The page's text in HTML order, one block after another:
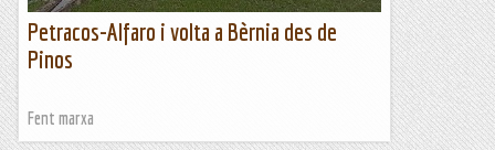
Petracos-Alfaro i volta a Bèrnia des de
Pinos
Fent marxa